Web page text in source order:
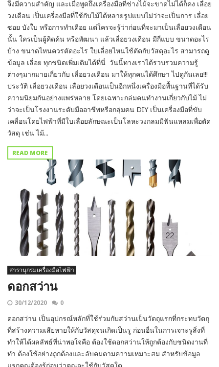
จึงมีความสำคัญ และเมื่อพูดถึงเครื่องมือที่ช่างไม้จะขาดไม่ได้ก็คง เลื่อย
วงเดือน เป็นเครื่องมือที่ใช้กับไม้ได้หลายรูปแบบไม่ว่าจะเป็นการ เลื่อย
ซอย บังใบ หรือการทำเดือย แต่ใครจะรู้ว่าก่อนที่จะมาเป็นเลื่อยวงเดือน
นั้น ใครเป็นผู้คิดค้น หรือพัฒนา แล้วเลื่อยวงเดือน มีกี่แบบ ขนาดอะไร
บ้าง ขนาดไหนควรตัดอะไร ใบเลื่อยไหนใช้ตัดกับวัสดุอะไร สามารถดู
ข้อมูล เลื่อย ทุกชนิดเพิ่มเติมได้ที่นี่ วันนี้ทางเราได้รวบรวมความรู้
ต่างๆมากมายเกี่ยวกับ เลื่อยวงเดือน มาให้ทุกคนได้ศึกษา ไปดูกันเลย!!!
ประวัติ เลื่อยวงเดือน เลื่อยวงเดือนเป็นอีกหนึ่งเครื่องมือพื้นฐานที่ได้รับ
ความนิยมกันอย่างแพร่หลาย โดยเฉพาะกล่มคนทำงานเกี่ยวกับไม้ ไม่
ว่าจะเป็นโรงงานระดับมืออาชีพหรือกลุ่มคน DIY เป็นเครื่องมือที่ขับ
เคลื่อนโดยไฟฟ้าที่มีใบเลื่อยลักษณะเป็นโลหะวงกลมมีฟันแหลมเพื่อตัด
วัสดุ เช่น ไม้...
READ MORE
สารานุกรมเครื่องมือไฟฟ้า
ดอกสว่าน
30/12/2020 0
ดอกสว่าน เป็นอุปกรณ์หลักที่ใช้ร่วมกับสว่านเป็นวัตถุแรกที่กระทบวัตถุ
ที่สร้างความเสียหายให้กับวัสดุจนเกิดเป็นรู ก่อนอื่นในการเจาะรูสิ่งที่
ทำให้ได้ผลลัพธ์ที่น่าพอใจคือ ต้องใช้ดอกสว่านให้ถูกต้องกับชนิดงานที่
ทำ ต้องใช้อย่างถูกต้องและลับคมตามความเหมาะสม สำหรับข้อมูล
แรกคุณต้องรู้ก่อนว่าคุณจะใช้กับวัสดุใด